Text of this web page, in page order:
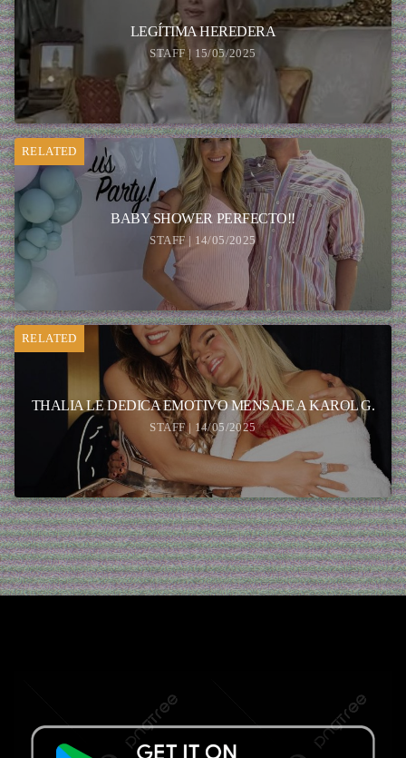
LEGÍTIMA HEREDERA
STAFF | 15/05/2025
RELATED
BABY SHOWER PERFECTO!!
STAFF | 14/05/2025
RELATED
THALIA LE DEDICA EMOTIVO MENSAJE A KAROL G.
STAFF | 14/05/2025